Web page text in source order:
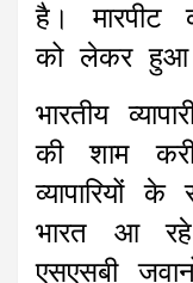
है। मारपीट
को लेकर हुआ
भारतीय
की शाम
व्यापारियों
भारत आ
एसएसबी